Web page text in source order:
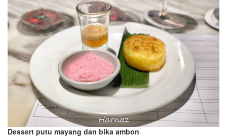
Dessert putu mayang dan bika ambon